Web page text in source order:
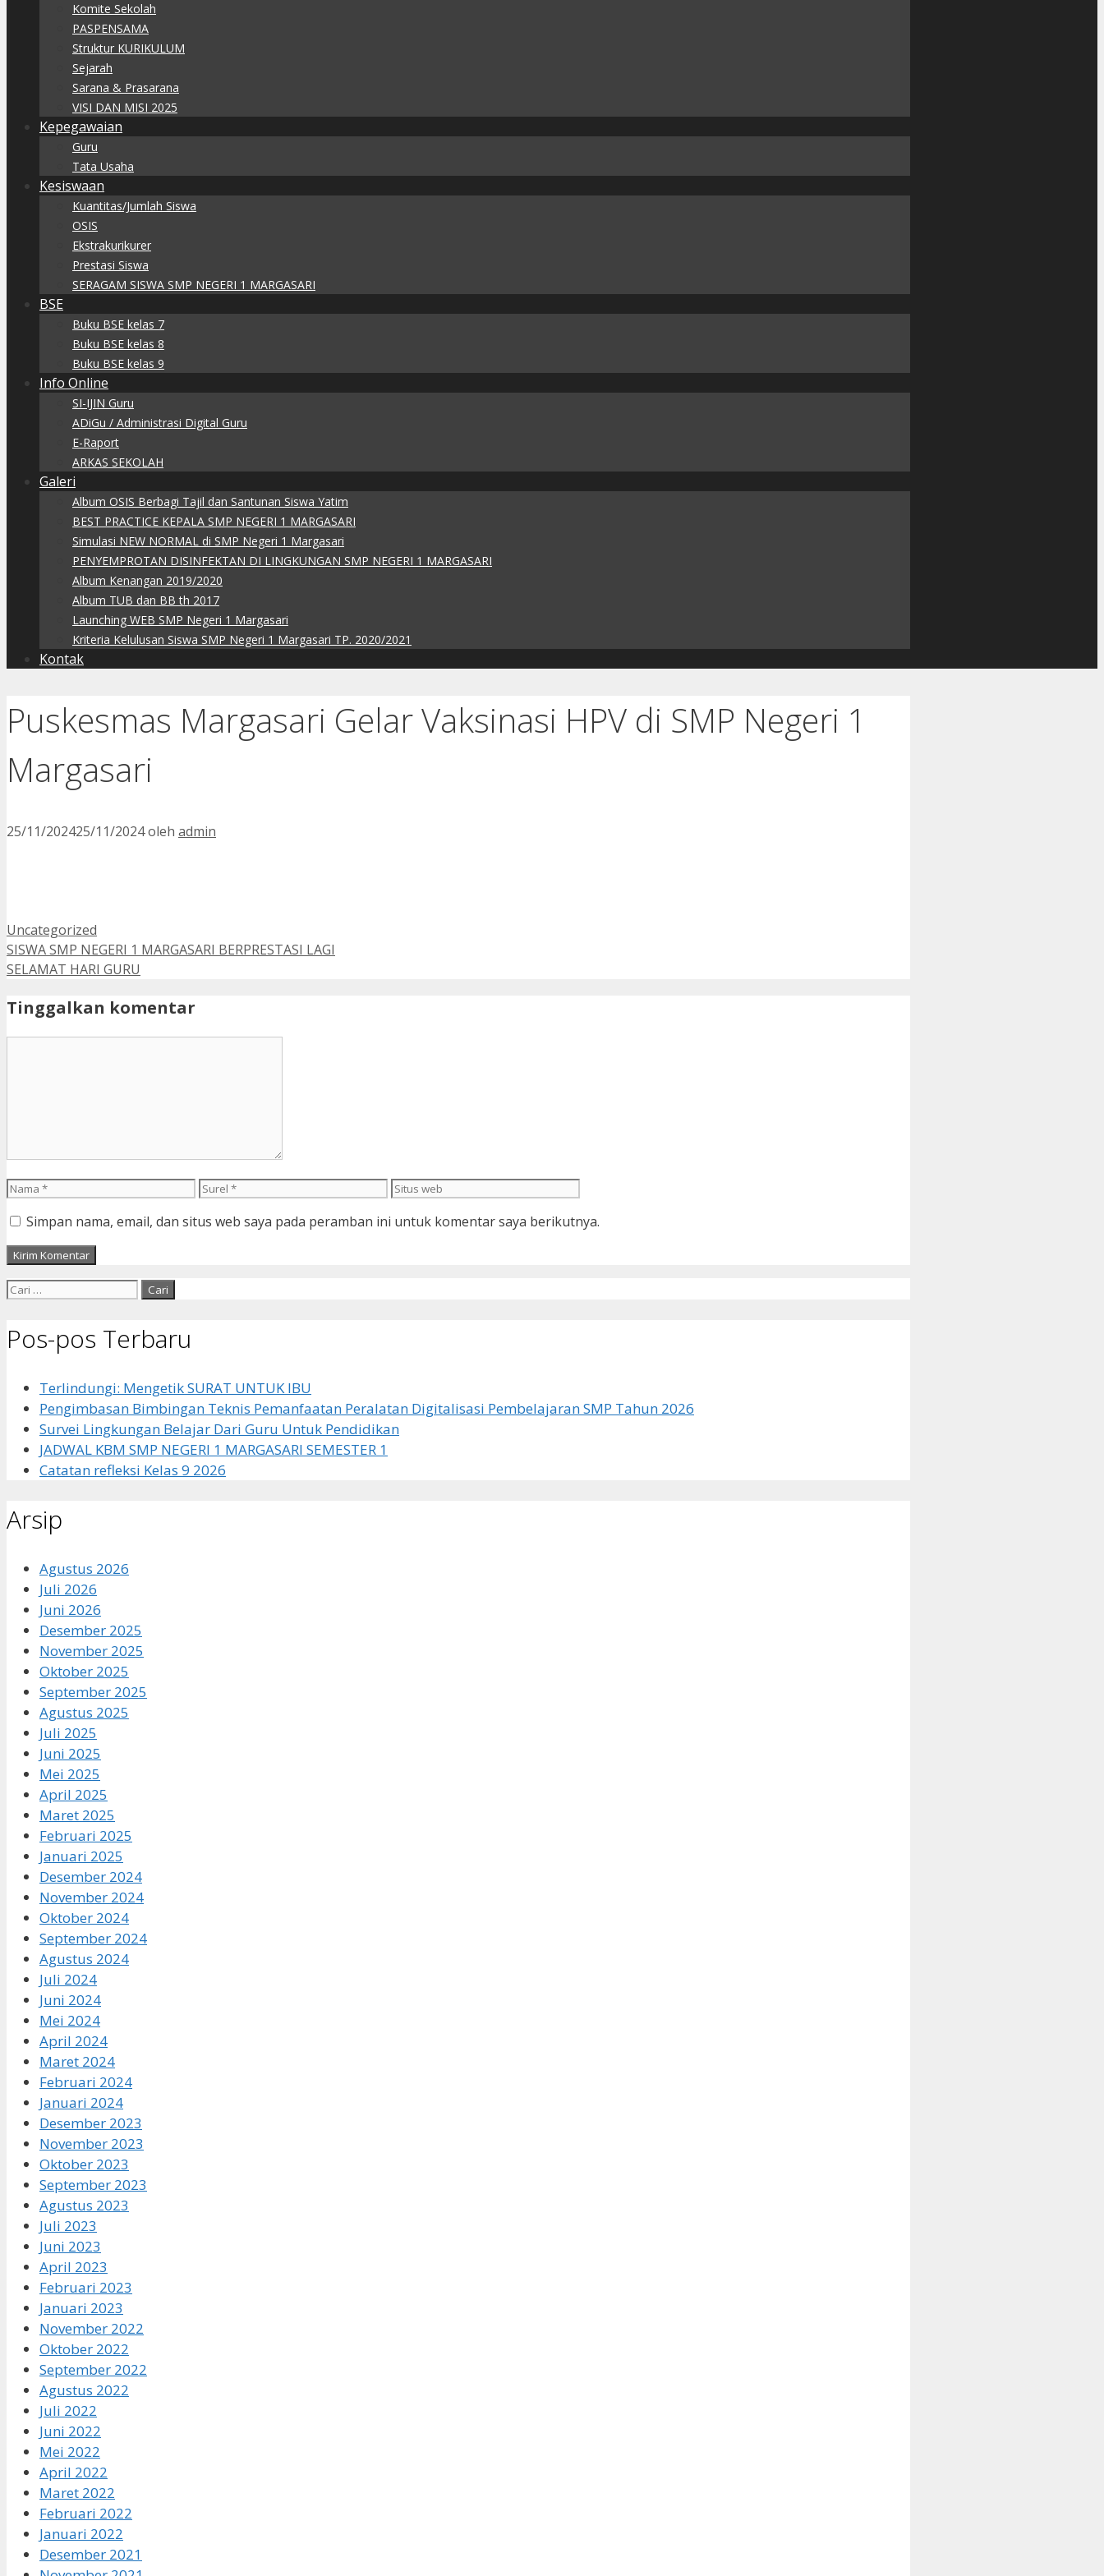
Komite Sekolah
PASPENSAMA
Struktur KURIKULUM
Sejarah
Sarana & Prasarana
VISI DAN MISI 2025
Kepegawaian
Guru
Tata Usaha
Kesiswaan
Kuantitas/Jumlah Siswa
OSIS
Ekstrakurikurer
Prestasi Siswa
SERAGAM SISWA SMP NEGERI 1 MARGASARI
BSE
Buku BSE kelas 7
Buku BSE kelas 8
Buku BSE kelas 9
Info Online
SI-IJIN Guru
ADiGu / Administrasi Digital Guru
E-Raport
ARKAS SEKOLAH
Galeri
Album OSIS Berbagi Tajil dan Santunan Siswa Yatim
BEST PRACTICE KEPALA SMP NEGERI 1 MARGASARI
Simulasi NEW NORMAL di SMP Negeri 1 Margasari
PENYEMPROTAN DISINFEKTAN DI LINGKUNGAN SMP NEGERI 1 MARGASARI
Album Kenangan 2019/2020
Album TUB dan BB th 2017
Launching WEB SMP Negeri 1 Margasari
Kriteria Kelulusan Siswa SMP Negeri 1 Margasari TP. 2020/2021
Kontak
Puskesmas Margasari Gelar Vaksinasi HPV di SMP Negeri 1
Margasari
25/11/202425/11/2024oleh admin
Kategori
Uncategorized
SISWA SMP NEGERI 1 MARGASARI BERPRESTASI LAGI
SELAMAT HARI GURU
Tinggalkan komentar
Nama Surel
Situs
Simpan nama, email, dan situs web saya pada peramban ini untuk komentar saya berikutnya.
Cari
Pos-pos Terbaru
Terlindungi: Mengetik SURAT UNTUK IBU
Pengimbasan Bimbingan Teknis Pemanfaatan Peralatan Digitalisasi Pembelajaran SMP Tahun 2026
Survei Lingkungan Belajar Dari Guru Untuk Pendidikan
JADWAL KBM SMP NEGERI 1 MARGASARI SEMESTER 1
Catatan refleksi Kelas 9 2026
Arsip
Agustus 2026
Juli 2026
Juni 2026
Desember 2025
November 2025
Oktober 2025
September 2025
Agustus 2025
Juli 2025
Juni 2025
Mei 2025
April 2025
Maret 2025
Februari 2025
Januari 2025
Desember 2024
November 2024
Oktober 2024
September 2024
Agustus 2024
Juli 2024
Juni 2024
Mei 2024
April 2024
Maret 2024
Februari 2024
Januari 2024
Desember 2023
November 2023
Oktober 2023
September 2023
Agustus 2023
Juli 2023
Juni 2023
April 2023
Februari 2023
Januari 2023
November 2022
Oktober 2022
September 2022
Agustus 2022
Juli 2022
Juni 2022
Mei 2022
April 2022
Maret 2022
Februari 2022
Januari 2022
Desember 2021